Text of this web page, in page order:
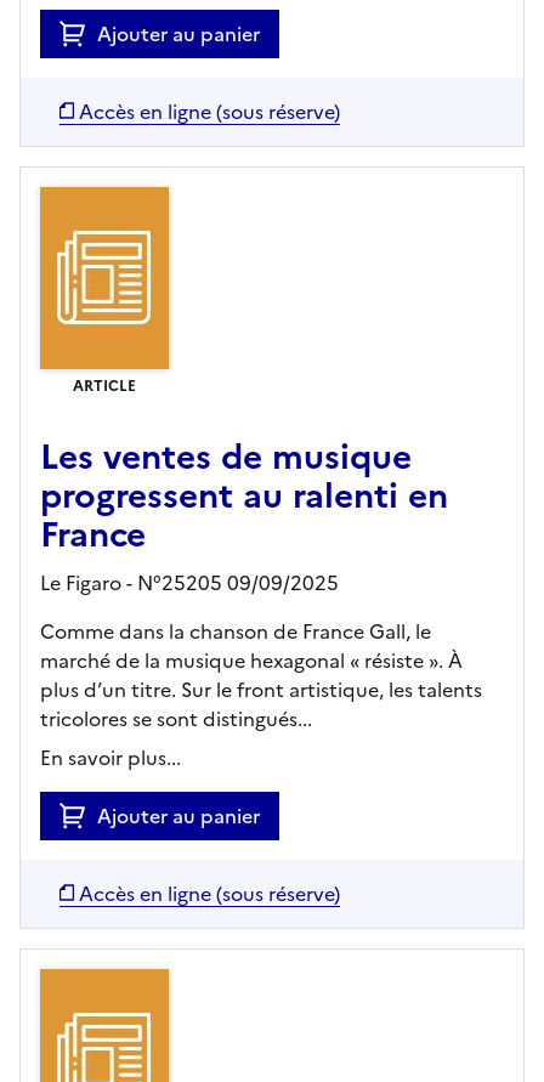
Ajouter au panier
Accès en ligne (sous réserve)
ARTICLE
Les ventes de musique
progressent au ralenti en
France
Le Figaro - N°25205 09/09/2025
Comme dans la chanson de France Gall, le
marché de la musique hexagonal « résiste ». À
plus d’un titre. Sur le front artistique, les talents
tricolores se sont distingués...
En savoir plus...
Ajouter au panier
Accès en ligne (sous réserve)